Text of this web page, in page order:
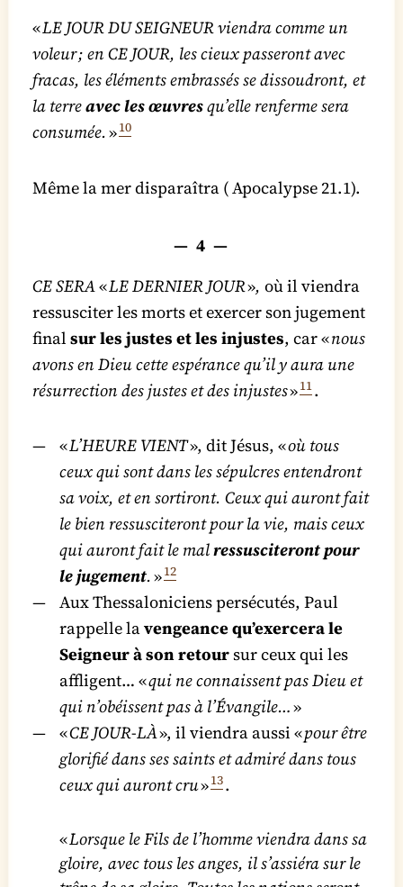
«LE JOUR DU SEIGNEUR viendra comme un
voleur ; en CE JOUR, les cieux passeront avec
fracas, les éléments embrassés se dissoudront, et
la terreavec les œuvresqu’elle renferme sera
consumée.»10
Même la mer disparaîtra ( Apocalypse 21.1).
— 4 —
CE SERA«LE DERNIER JOUR», où il viendra
ressusciter les morts et exercer son jugement
final sur les justes et les injustes, car «nous
avons en Dieu cette espérance qu’il y aura une
résurrection des justes et des injustes»11.
«L’HEURE VIENT», dit Jésus, «où tous
ceux qui sont dans les sépulcres entendront
sa voix, et en sortiront. Ceux qui auront fait
le bien ressusciteront pour la vie, mais ceux
qui auront fait le malressusciteront pour
le jugement.»12
Aux Thessaloniciens persécutés, Paul
rappelle lavengeance qu’exercera le
Seigneur à son retoursur ceux qui les
affligent… «qui ne connaissent pas Dieu et
qui n’obéissent pas à l’Évangile…»
«CE JOUR-LÀ», il viendra aussi «pour être
glorifié dans ses saints et admiré dans tous
ceux qui auront cru»13.
«Lorsque le Fils de l’homme viendra dans sa
gloire, avec tous les anges, il s’assiéra sur le